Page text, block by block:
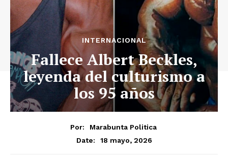
INTERNACIONAL
Fallece Albert Beckles,
leyenda del culturismo a
los 95 años
Por:
Marabunta Politica
Date:
18 mayo, 2026